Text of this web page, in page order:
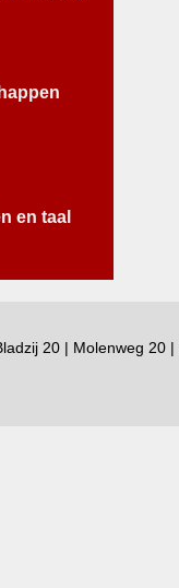
en taal
20 | Molenweg 20